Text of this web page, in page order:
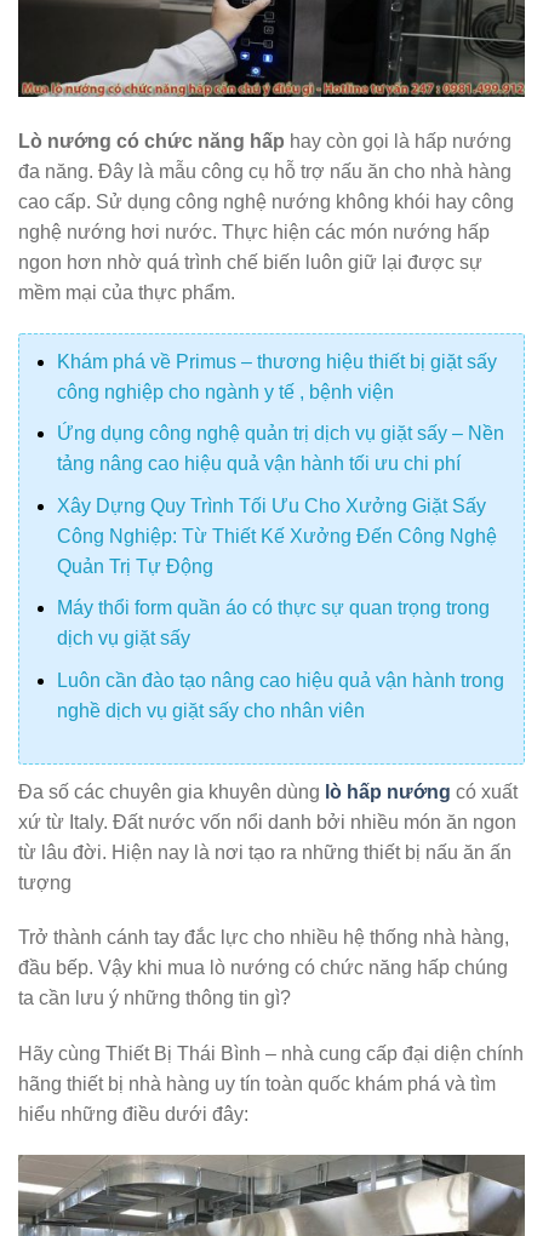
Lò nướng có chức năng hấp hay còn gọi là hấp nướng
đa năng. Đây là mẫu công cụ hỗ trợ nấu ăn cho nhà hàng
cao cấp. Sử dụng công nghệ nướng không khói hay công
nghệ nướng hơi nước. Thực hiện các món nướng hấp
ngon hơn nhờ quá trình chế biến luôn giữ lại được sự
mềm mại của thực phẩm.
Khám phá về Primus – thương hiệu thiết bị giặt sấy
công nghiệp cho ngành y tế , bệnh viện
Ứng dụng công nghệ quản trị dịch vụ giặt sấy – Nền
tảng nâng cao hiệu quả vận hành tối ưu chi phí
Xây Dựng Quy Trình Tối Ưu Cho Xưởng Giặt Sấy
Công Nghiệp: Từ Thiết Kế Xưởng Đến Công Nghệ
Quản Trị Tự Động
Máy thổi form quần áo có thực sự quan trọng trong
dịch vụ giặt sấy
Luôn cần đào tạo nâng cao hiệu quả vận hành trong
nghề dịch vụ giặt sấy cho nhân viên
Đa số các chuyên gia khuyên dùng lò hấp nướng có xuất
xứ từ Italy. Đất nước vốn nổi danh bởi nhiều món ăn ngon
từ lâu đời. Hiện nay là nơi tạo ra những thiết bị nấu ăn ấn
tượng
Trở thành cánh tay đắc lực cho nhiều hệ thống nhà hàng,
đầu bếp. Vậy khi mua lò nướng có chức năng hấp chúng
ta cần lưu ý những thông tin gì?
Hãy cùng Thiết Bị Thái Bình – nhà cung cấp đại diện chính
hãng thiết bị nhà hàng uy tín toàn quốc khám phá và tìm
hiểu những điều dưới đây: